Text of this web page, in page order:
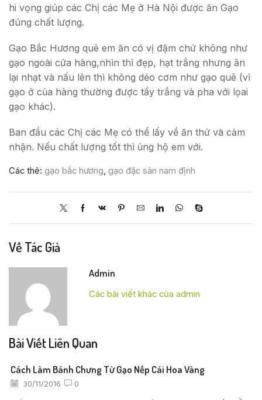
hi vọng giúp các Chị các Mẹ ở Hà Nội được ăn Gạo
đúng chất lượng.
Gạo Bắc Hương quê em ăn có vị đậm chứ không như
gạo ngoài cửa hàng,nhìn thì đẹp, hạt trắng nhưng ăn
lại nhạt và nấu lên thì không dẻo cơm như gạo quê (vì
gạo ở của hàng thường được tẩy trắng và pha với lọai
gạo khác).
Ban đầu các Chị các Mẹ có thể lấy về ăn thử và cảm
nhận. Nếu chất lượng tốt thì ủng hộ em với.
Các thẻ: gạo bắc hương, gạo đặc sản nam định
Về Tác Giả
Admin
Các bài viết khác của admin
Bài Viết Liên Quan
Cách Làm Bánh Chưng Từ Gạo Nếp Cái Hoa Vàng
30/11/2016 0